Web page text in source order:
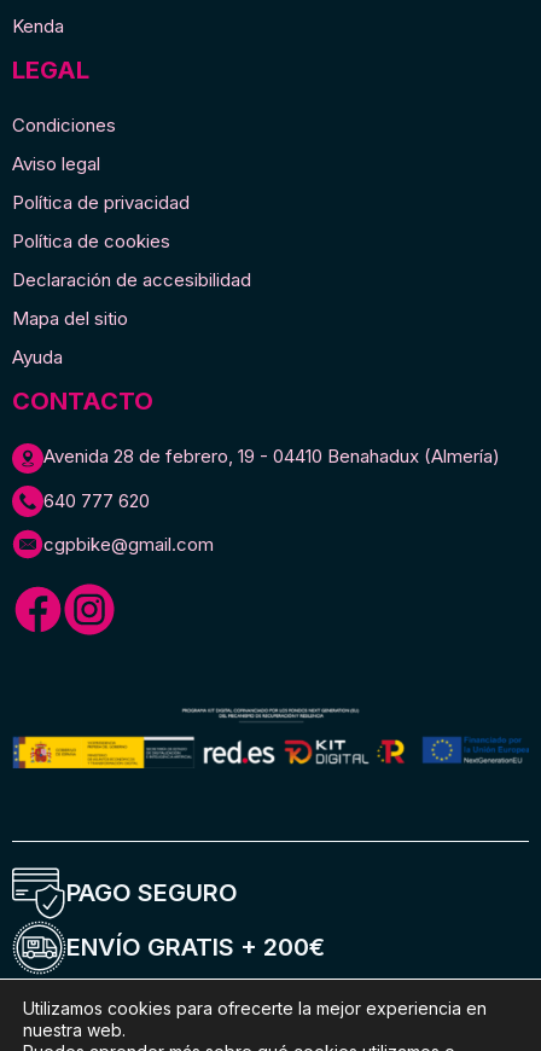
Kenda
LEGAL
Condiciones
Aviso legal
Política de privacidad
Política de cookies
Declaración de accesibilidad
Mapa del sitio
Ayuda
CONTACTO
Avenida 28 de febrero, 19 - 04410 Benahadux (Almería)
640 777 620
cgpbike@gmail.com
PAGO SEGURO
ENVÍO GRATIS + 200€
ENTREGA 5-6 DÍAS
Utilizamos cookies para ofrecerte la mejor experiencia en
nuestra web.